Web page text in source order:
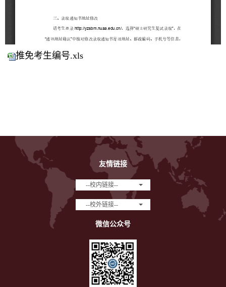
推免考生编号.xls
友情链接
--校内链接--
--校外链接--
微信公众号